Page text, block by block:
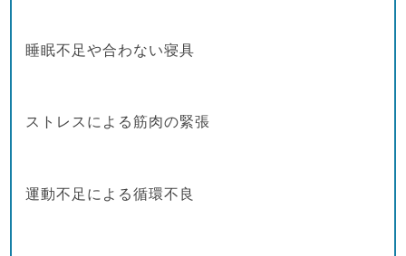
睡眠不足や合わない寝具
ストレスによる筋肉の緊張
運動不足による循環不良